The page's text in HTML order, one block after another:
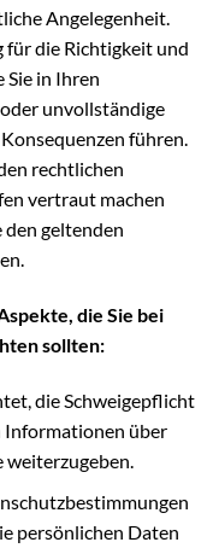
Angelegenheit.
für die Richtigkeit und
in Ihren
unvollständige
führen.
rechtlichen
vertraut machen
geltenden
die Sie bei
sollten:
die Schweigepflicht
Informationen über
persönlichen Daten